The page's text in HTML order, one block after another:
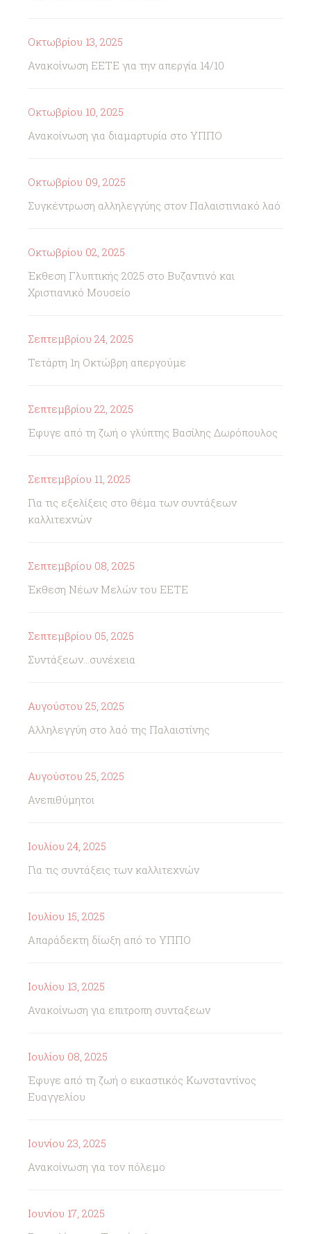
Οκτωβρίου 13, 2025
Ανακοίνωση ΕΕΤΕ για την απεργία 14/10
Οκτωβρίου 10, 2025
Ανακοίνωση για διαμαρτυρία στο ΥΠΠΟ
Οκτωβρίου 09, 2025
Συγκέντρωση αλληλεγγύης στον Παλαιστινιακό λαό
Οκτωβρίου 02, 2025
Έκθεση Γλυπτικής 2025 στο Βυζαντινό και
Χριστιανικό Μουσείο
Σεπτεμβρίου 24, 2025
Τετάρτη 1η Οκτώβρη απεργούμε
Σεπτεμβρίου 22, 2025
Έφυγε από τη ζωή ο γλύπτης Βασίλης Δωρόπουλος
Σεπτεμβρίου 11, 2025
Για τις εξελίξεις στο θέμα των συντάξεων
καλλιτεχνών
Σεπτεμβρίου 08, 2025
Έκθεση Νέων Μελών του ΕΕΤΕ
Σεπτεμβρίου 05, 2025
Συντάξεων...συνέχεια
Αυγούστου 25, 2025
Αλληλεγγύη στο λαό της Παλαιστίνης
Αυγούστου 25, 2025
Ανεπιθύμητοι
Ιουλίου 24, 2025
Για τις συντάξεις των καλλιτεχνών
Ιουλίου 15, 2025
Απαράδεκτη δίωξη από το ΥΠΠΟ
Ιουλίου 13, 2025
Ανακοίνωση για επιτροπη συνταξεων
Ιουλίου 08, 2025
Έφυγε από τη ζωή ο εικαστικός Κωνσταντίνος
Ευαγγελίου
Ιουνίου 23, 2025
Ανακοίνωση για τον πόλεμο
Ιουνίου 17, 2025